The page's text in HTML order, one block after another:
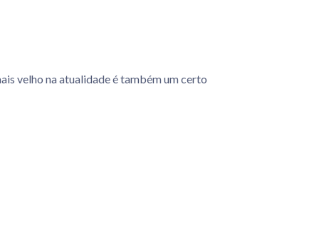
velho na atualidade é também um certo